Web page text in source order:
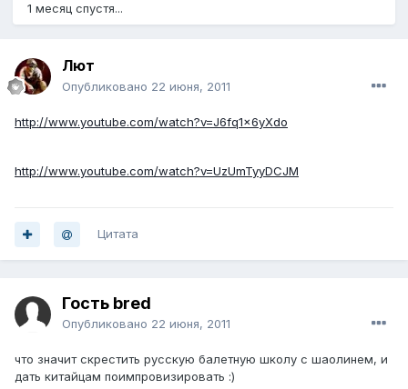
1 месяц спустя...
Лют
Опубликовано 22 июня, 2011
http://www.youtube.com/watch?v=J6fq1x6yXdo
http://www.youtube.com/watch?v=UzUmTyyDCJM
Цитата
Гость bred
Опубликовано 22 июня, 2011
что значит скрестить русскую балетную школу с шаолинем, и
дать китайцам поимпровизировать :)